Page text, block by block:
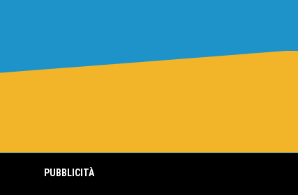
PUBBLICITÀ